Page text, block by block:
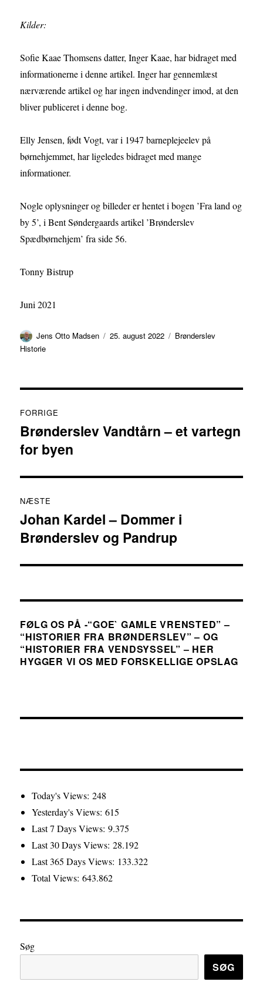
Kilder:
Sofie Kaae Thomsens datter, Inger Kaae, har bidraget med
informationerne i denne artikel. Inger har gennemlæst
nærværende artikel og har ingen indvendinger imod, at den
bliver publiceret i denne bog.
Elly Jensen, født Vogt, var i 1947 barneplejeelev på
børnehjemmet, har ligeledes bidraget med mange
informationer.
Nogle oplysninger og billeder er hentet i bogen ’Fra land og
by 5’, i Bent Søndergaards artikel ’Brønderslev
Spædbørnehjem’ fra side 56.
Tonny Bistrup
Juni 2021
Forfatter
Jens Otto Madsen Udgivet
25. august 2022 Kategorier
Brønderslev
Historie
FORRIGE
Forrige
indlæg:
Brønderslev Vandtårn – et vartegn
for byen
NÆSTE
Næste
indlæg:
Johan Kardel – Dommer i
Brønderslev og Pandrup
FØLG OS PÅ -“GOE` GAMLE VRENSTED” –
“HISTORIER FRA BRØNDERSLEV” – OG
“HISTORIER FRA VENDSYSSEL” – HER
HYGGER VI OS MED FORSKELLIGE OPSLAG
Today's Views:248
Yesterday's Views:615
Last 7 Days Views:9.375
Last 30 Days Views:28.192
Last 365 Days Views: 133.322
Total Views:643.862
Søg
SØG